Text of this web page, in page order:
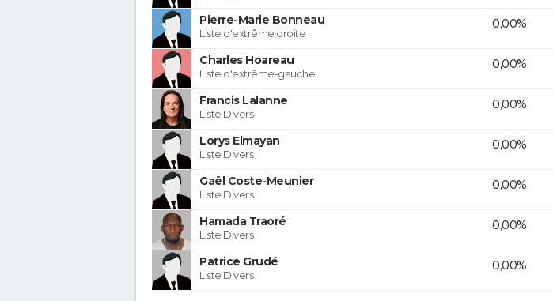
Pierre-Marie Bonneau
Liste d'extrême droite
0,00%
Charles Hoareau
Liste d'extrême-gauche
0,00%
Francis Lalanne
Liste Divers
0,00%
Lorys Elmayan
Liste Divers
0,00%
Gaël Coste-Meunier
Liste Divers
0,00%
Hamada Traoré
Liste Divers
0,00%
Patrice Grudé
Liste Divers
0,00%